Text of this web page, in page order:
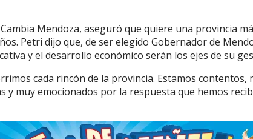
Mendoza, aseguró que quiere una provincia
Petri dijo que, de ser elegido Gobernador de
y el desarrollo económico serán los ejes de su
cada rincón de la provincia. Estamos contentos,
muy emocionados por la respuesta que hemos